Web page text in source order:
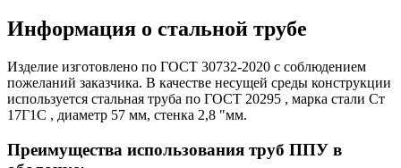
Информация о стальной трубе
Изделие изготовлено по ГОСТ 30732-2020 с соблюдением
пожеланий заказчика. В качестве несущей среды конструкции
используется стальная труба по ГОСТ 20295 , марка стали Ст
17Г1С , диаметр 57 мм, стенка 2,8 "мм.
Преимущества использования труб ППУ в